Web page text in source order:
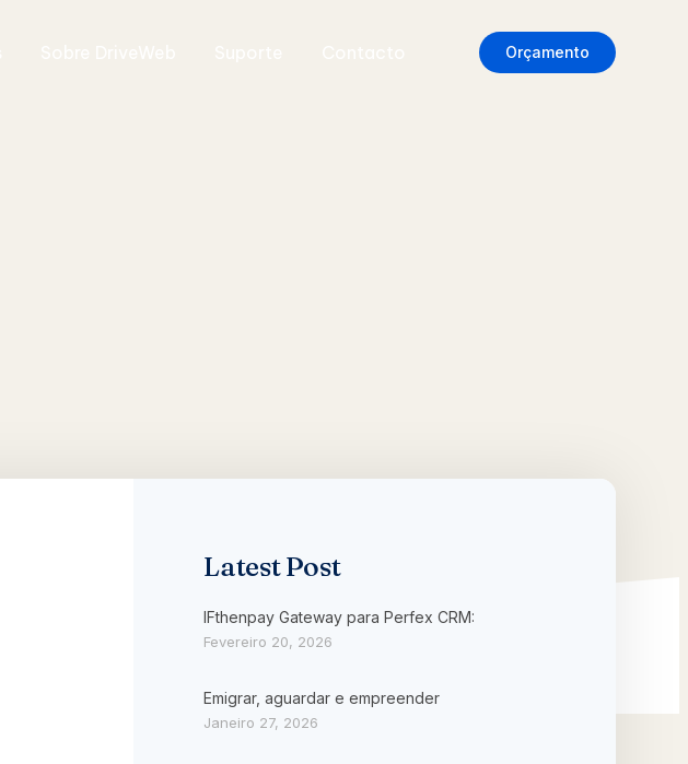
Orçamento
Latest Post
IFthenpay Gateway para Perfex CRM:
Fevereiro 20, 2026
Emigrar, aguardar e empreender
Janeiro 27, 2026